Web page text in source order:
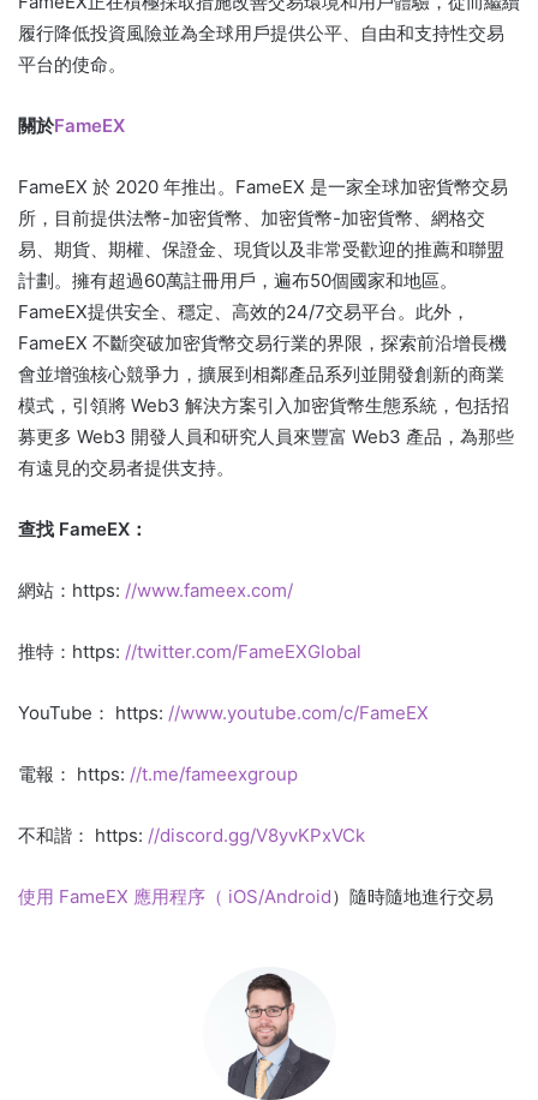
履行降低投資風險並為全球用戶提供公平、自由和支持性交易
平台的使命。
關於FameEX
FameEX 於 2020 年推出。FameEX 是一家全球加密貨幣交易
所，目前提供法幣-加密貨幣、加密貨幣-加密貨幣、網格交
易、期貨、期權、保證金、現貨以及非常受歡迎的推薦和聯盟
計劃。 擁有超過60萬註冊用戶，遍布50個國家和地區。
FameEX提供安全、穩定、高效的24/7交易平台。 此外，
FameEX 不斷突破加密貨幣交易行業的界限，探索前沿增長機
會並增強核心競爭力，擴展到相鄰產品系列並開發創新的商業
模式，引領將 Web3 解決方案引入加密貨幣生態系統，包括招
募更多 Web3 開發人員和研究人員來豐富 Web3 產品，為那些
有遠見的交易者提供支持。
查找 FameEX：
網站：https: //www.fameex.com/
推特：https: //twitter.com/FameEXGlobal
YouTube： https: //www.youtube.com/c/FameEX
電報： https: //t.me/fameexgroup
不和諧： https: //discord.gg/V8yvKPxVCk
使用 FameEX 應用程序（ iOS/Android） 隨時隨地進行交易